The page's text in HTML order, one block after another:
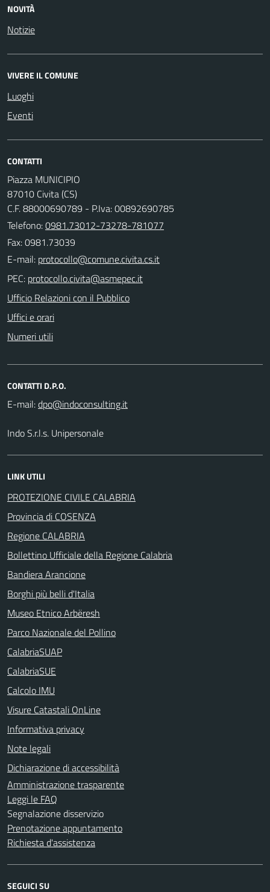
NOVITÀ
Notizie
VIVERE IL COMUNE
Luoghi
Eventi
CONTATTI
Piazza MUNICIPIO
87010 Civita (CS)
C.F. 88000690789 - P.Iva: 00892690785
Telefono:0981.73012-73278-781077
Fax: 0981.73039
E-mail:
PEC:
Ufficio Relazioni con il Pubblico
Uffici e orari
Numeri utili
CONTATTI D.P.O.
E-mail:
Indo S.r.l.s. Unipersonale
LINK UTILI
PROTEZIONE CIVILE CALABRIA
Provincia di COSENZA
Regione CALABRIA
Bollettino Ufficiale della Regione Calabria
Bandiera Arancione
Borghi più belli d'Italia
Museo Etnico Arbëresh
Parco Nazionale del Pollino
CalabriaSUAP
CalabriaSUE
Calcolo IMU
Visure Catastali OnLine
Informativa privacy
Note legali
Dichiarazione di accessibilità
Amministrazione trasparente
Leggi le FAQ
Segnalazione disservizio
Prenotazione appuntamento
Richiesta d'assistenza
SEGUICI SU